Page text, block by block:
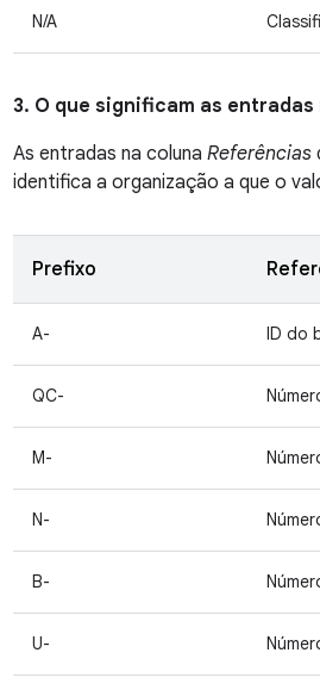
N/A
3. O que significam as entradas
As entradas na coluna Referências
identifica a organização a que o
Prefixo
A- ID do
QC-
M-
N-
B-
U-